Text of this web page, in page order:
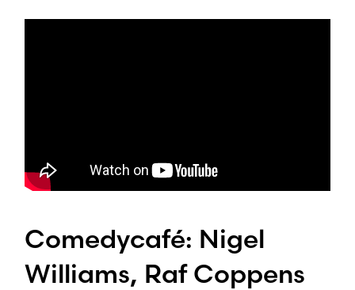
Comedycafé: Nigel
Williams, Raf Coppens